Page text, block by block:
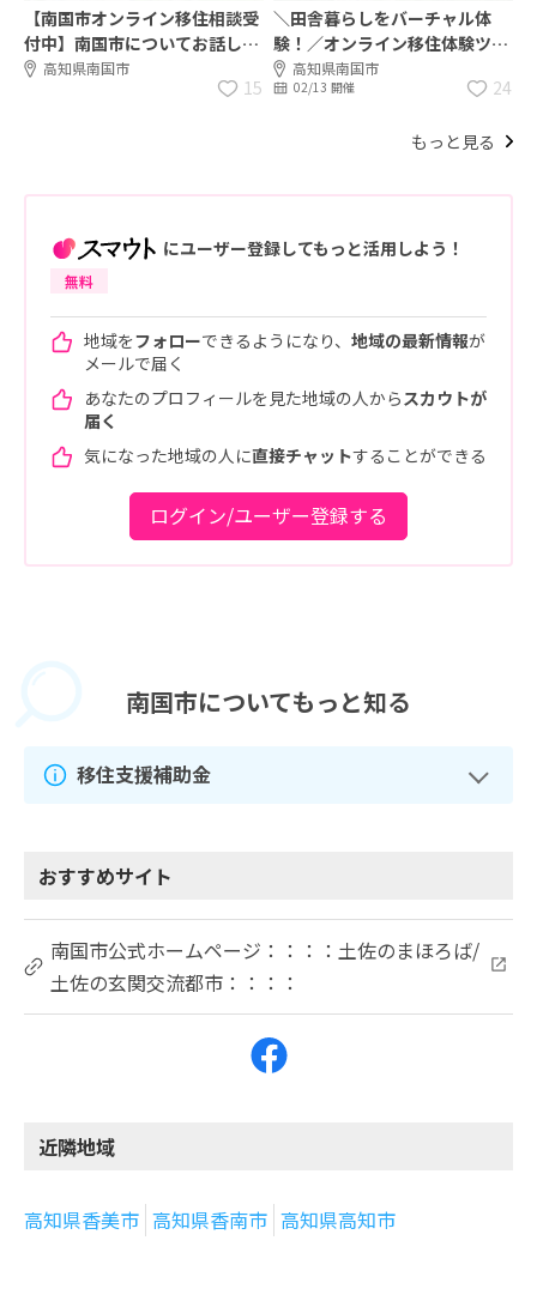
【南国市オンライン移住相談受
付中】南国市についてお話しま
せんか？
高知県南国市
15
＼田舎暮らしをバーチャル体
験！／オンライン移住体験ツア
ー『いえ から つながる南国
市』開催！
高知県南国市
02/13 開催 24
もっと見る
にユーザー登録してもっと活用しよう！
無料
地域をフォローできるようになり、 地域の最新情報が
メールで届く
あなたのプロフィールを見た地域の人から スカウトが
届く
気になった地域の人に直接チャットすることができる
ログイン/ユーザー登録する
南国市についてもっと知る
移住支援補助金
おすすめサイト
南国市公式ホームページ：：：：土佐のまほろば/
土佐の玄関交流都市：：：：
近隣地域
高知県香美市 高知県香南市 高知県高知市